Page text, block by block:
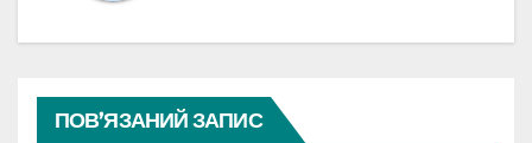
ПОВ’ЯЗАНИЙ ЗАПИС